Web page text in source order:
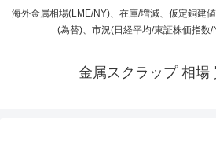
海外金属相場(LME/NY)、在庫/増減、仮定銅建
(為替)、市況(日経平均/東証株価指数
金属スクラップ 相場